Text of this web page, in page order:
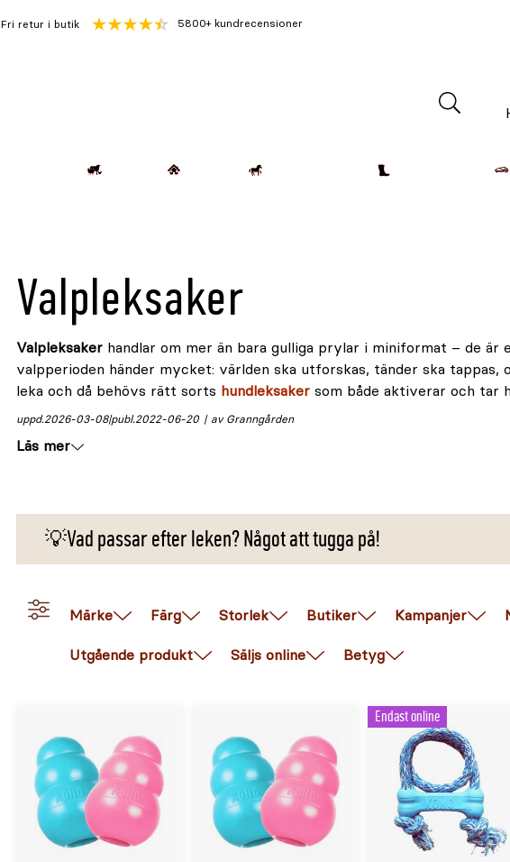
Fri retur i butik 5800+ kundrecensioner
Valpleksaker
Valpleksaker handlar om mer än bara gulliga prylar i miniformat – de
valpperioden händer mycket: världen ska utforskas, tänder ska tappas,
leka och då behövs rätt sorts hundleksaker som både aktiverar och tar
publ.2022-06-20
uppd.2026-03-08 av Granngården
Läs mer
💡Vad passar efter leken? Något att tugga på!
Märke Färg Storlek Butiker Kampanjer
Utgående produkt Säljs online Betyg
Endast online